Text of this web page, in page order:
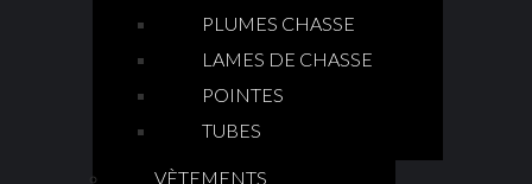
PLUMES CHASSE
LAMES DE CHASSE
POINTES
TUBES
VÈTEMENTS